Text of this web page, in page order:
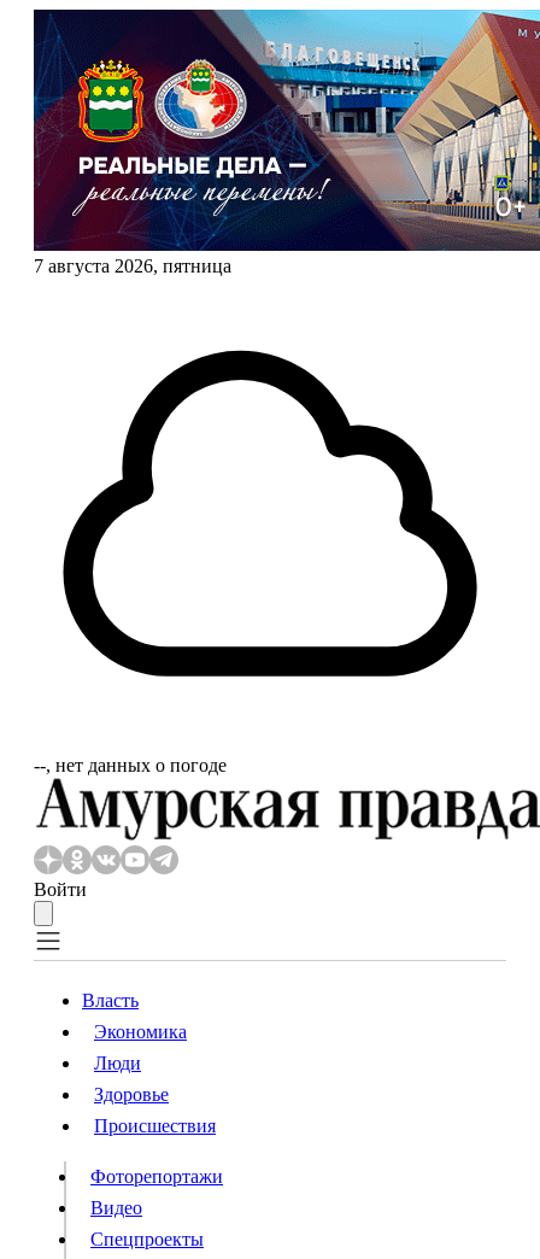
7 августа 2026, пятница
‐‐, нет данных о погоде
Войти
Власть
Происшествия
Видео
Конкурсы
Власть
Экономика
Люди
Здоровье
Происшествия
Фоторепортажи
Видео
Спецпроекты